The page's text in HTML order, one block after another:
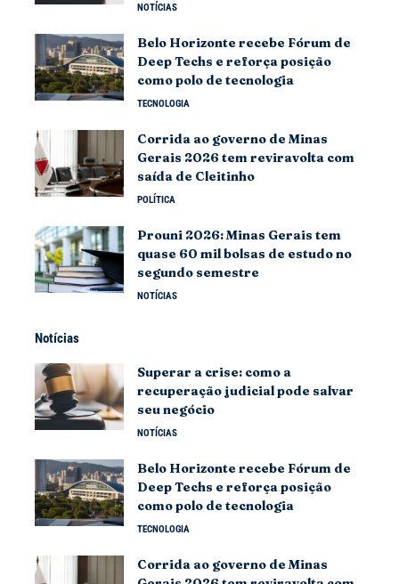
NOTÍCIAS
Belo Horizonte recebe Fórum de
Deep Techs e reforça posição
como polo de tecnologia
TECNOLOGIA
Corrida ao governo de Minas
Gerais 2026 tem reviravolta com
saída de Cleitinho
POLÍTICA
Prouni 2026: Minas Gerais tem
quase 60 mil bolsas de estudo no
segundo semestre
NOTÍCIAS
Notícias
Superar a crise: como a
recuperação judicial pode salvar
seu negócio
NOTÍCIAS
Belo Horizonte recebe Fórum de
Deep Techs e reforça posição
como polo de tecnologia
TECNOLOGIA
Corrida ao governo de Minas